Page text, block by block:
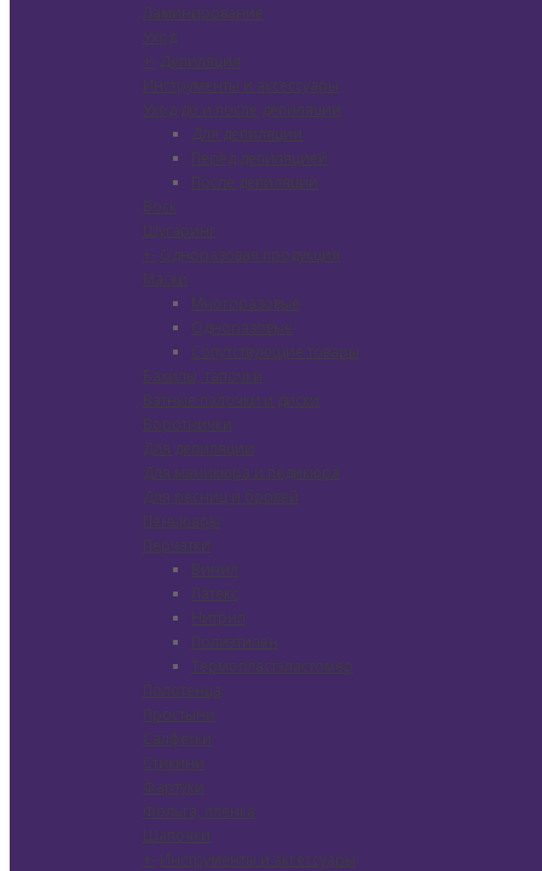
Ламинирование
Уход
+- Депиляция
Инструменты и аксессуары
Уход до и после депиляции
Для депиляции
Перед депиляцией
После депиляции
Воск
Шугаринг
+- Одноразовая продукция
Маски
Многоразовые
Одноразовые
Сопутствующие товары
Бахилы, тапочки
Ватные палочки и диски
Воротнички
Для депиляции
Для маникюра и педикюра
Для ресниц и бровей
Пеньюары
Перчатки
Винил
Латекс
Нитрил
Полиэтилен
Термопластэластомер
Полотенца
Простыни
Салфетки
Стикини
Фартуки
Фольга, пленка
Шапочки
+- Инструменты и аксессуары